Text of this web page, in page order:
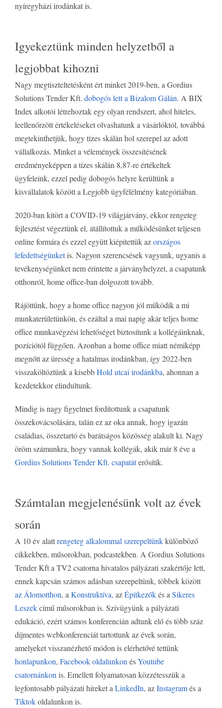
nyíregyházi irodánkat is.
Igyekeztünk minden helyzetből a
legjobbat kihozni
Nagy megtiszteltetésként ért minket 2019-ben, a Gordius
Solutions Tender Kft. dobogós lett a Bizalom Gálán. A BIX
Index alkotói létrehoztak egy olyan rendszert, ahol hiteles,
leellenőrzött értékeléseket olvashatunk a vásárlóktól, továbbá
megtekinthetjük, hogy tízes skálán hol szerepel az adott
vállalkozás. Minket a vélemények összesítésének
eredményeképpen a tízes skálán 8,87-re értékeltek
ügyfeleink, ezzel pedig dobogós helyre kerültünk a
kisvállalatok között a Legjobb ügyfélélmény kategóriában.
2020-ban kitört a COVID-19 világjárvány, ekkor rengeteg
fejlesztést végeztünk el, átállítottuk a működésünket teljesen
online formára és ezzel együtt kiépítettük azországos
lefedettségünketis. Nagyon szerencsések vagyunk, ugyanis a
tevékenységünket nem érintette a járványhelyzet, a csapatunk
otthonról, home office-ban dolgozott tovább.
Rájöttünk, hogy a home office nagyon jól működik a mi
munkaterületünkön, és ezáltal a mai napig akár teljes home
office munkavégzési lehetőséget biztosítunk a kollégáinknak,
pozíciótól függően. Azonban a home office miatt némiképp
megnőtt az üresség a hatalmas irodánkban, így 2022-ben
visszaköltöztünk a kisebbHold utcai irodánkba, ahonnan a
kezdetekkor elindultunk.
Mindig is nagy figyelmet fordítottunk a csapatunk
összekovácsolására, talán ez az oka annak, hogy igazán
családias, összetartó és barátságos közösség alakult ki. Nagy
öröm számunkra, hogy vannak kollégák, akik már 8 éve a
Gordius Solutions Tender Kft. csapatáterősítik.
Számtalan megjelenésünk volt az évek
során
A 10 év alattrengeteg alkalommal szerepeltünkkülönböző
cikkekben, műsorokban, podcastekben. A Gordius Solutions
Tender Kft a TV2 csatorna hivatalos pályázati szakértője lett,
ennek kapcsán számos adásban szerepeltünk, többek között
az Álomotthon, a Konstruktíva, azÉpítkezőkés a Sikeres
Leszekcímű műsorokban is. Szívügyünk a pályázati
edukáció, ezért számos konferencián adtunk elő és több száz
díjmentes webkonferenciát tartottunk az évek során,
amelyeket visszanézhető módon is elérhetővé tettünk
honlapunkon, Facebook oldalunkon ésYoutube
csatornánkon is. Emellett folyamatosan közzétesszük a
legfontosabb pályázati híreket a LinkedIn, azInstagramés a
Tiktokoldalunkon is.